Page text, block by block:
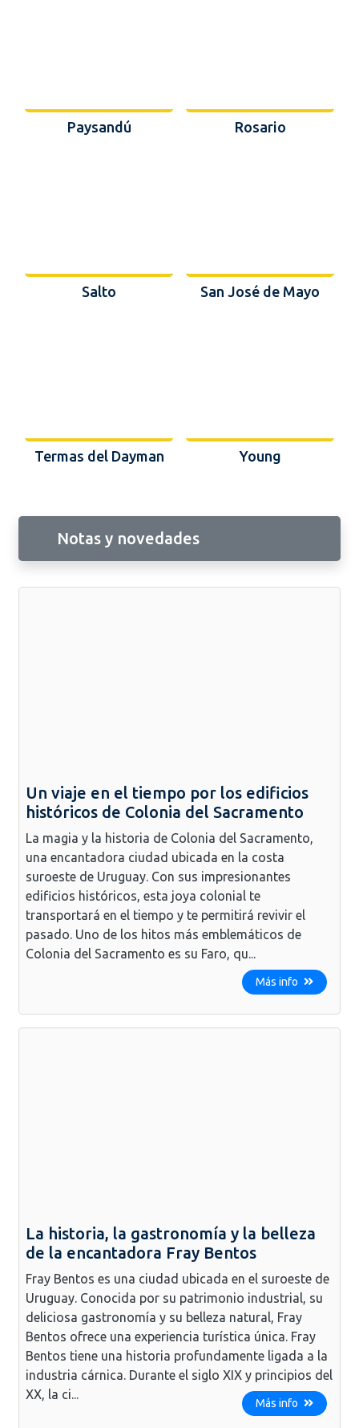
Paysandú Rosario
Salto San José de Mayo
Termas del Dayman Young
Notas y novedades
Un viaje en el tiempo por los edificios
históricos de Colonia del Sacramento
La magia y la historia de Colonia del Sacramento,
una encantadora ciudad ubicada en la costa
suroeste de Uruguay. Con sus impresionantes
edificios históricos, esta joya colonial te
transportará en el tiempo y te permitirá revivir el
pasado. Uno de los hitos más emblemáticos de
Colonia del Sacramento es su Faro, qu...
Más info
La historia, la gastronomía y la belleza
de la encantadora Fray Bentos
Fray Bentos es una ciudad ubicada en el suroeste de
Uruguay. Conocida por su patrimonio industrial, su
deliciosa gastronomía y su belleza natural, Fray
Bentos ofrece una experiencia turística única. Fray
Bentos tiene una historia profundamente ligada a la
industria cárnica. Durante el siglo XIX y principios del
XX, la ci...
Más info